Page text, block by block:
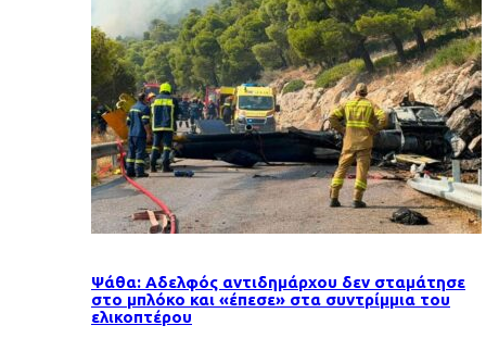
Ψάθα: Αδελφός αντιδημάρχου δεν σταμάτησε
στο μπλόκο και «έπεσε» στα συντρίμμια του
ελικοπτέρου